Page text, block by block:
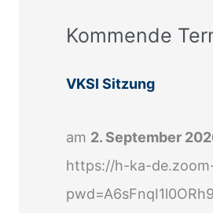
Kommende
VKSI Sitzung
am 2. September
https://h-ka-
A
m
l
d
u